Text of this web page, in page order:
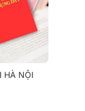
HÀ NỘI